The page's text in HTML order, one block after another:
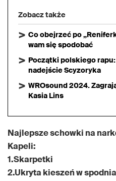
Zobacz także
Co obejrzeć po
wam się spodobać
Początki polskiego
nadejście Scyzoryka
WROsound 2024.
Kasia Lins
Najlepsze schowki na
Kapeli:
1.Skarpetki
2.Ukryta kieszeń w